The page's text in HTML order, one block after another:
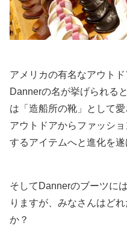
アメリカの有名なアウト
Dannerの名が挙げられる
は「造船所の靴」として
アウトドアからファッシ
するアイテムへと進化を遂
そしてDannerのブーツに
りますが、みなさんはど
か？